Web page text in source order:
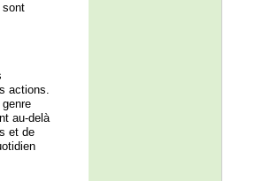
sont
actions.
au-delà
et de